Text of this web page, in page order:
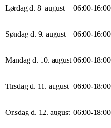
Lørdag d. 8. august 06:00-16:00
Søndag d. 9. august 06:00-16:00
Mandag d. 10. august 06:00-18:00
Tirsdag d. 11. august 06:00-18:00
Onsdag d. 12. august 06:00-18:00